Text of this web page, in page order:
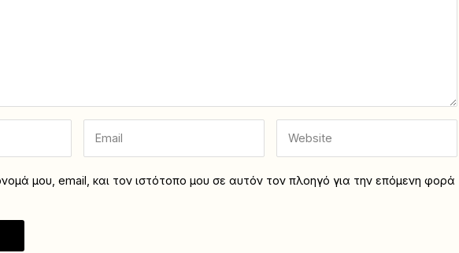
μου, email, και τον ιστότοπο μου σε αυτόν τον πλοηγό για την επόμενη φορά